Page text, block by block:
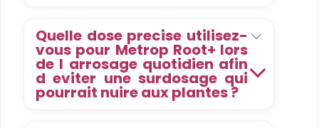
Quelle dose precise utilisez-
vous pour Metrop Root+ lors
de l arrosage quotidien afin
d eviter une surdosage qui
pourrait nuire aux plantes ?